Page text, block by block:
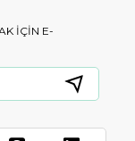
IÇIN E-